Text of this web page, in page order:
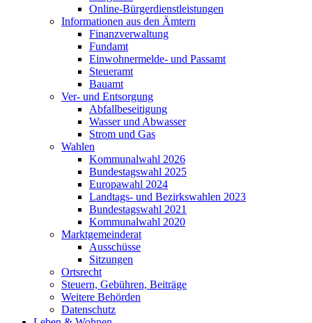
Online-Bürgerdienstleistungen
Informationen aus den Ämtern
Finanzverwaltung
Fundamt
Einwohnermelde- und Passamt
Steueramt
Bauamt
Ver- und Entsorgung
Abfallbeseitigung
Wasser und Abwasser
Strom und Gas
Wahlen
Kommunalwahl 2026
Bundestagswahl 2025
Europawahl 2024
Landtags- und Bezirkswahlen 2023
Bundestagswahl 2021
Kommunalwahl 2020
Marktgemeinderat
Ausschüsse
Sitzungen
Ortsrecht
Steuern, Gebühren, Beiträge
Weitere Behörden
Datenschutz